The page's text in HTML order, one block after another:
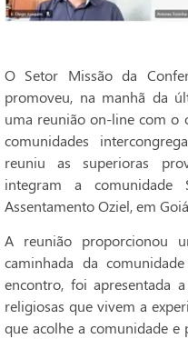
O Setor Missão da
promoveu, na manhã da
uma reunião on-line com o
comunidades
reuniu as superioras
integram a comunidade
Assentamento Oziel, em
A reunião proporcionou
caminhada da
encontro, foi apresentada
religiosas que vivem a
que acolhe a comunidade